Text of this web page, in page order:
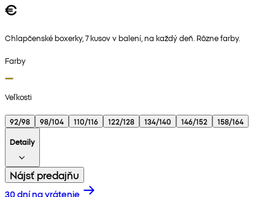
€
Chlapčenské boxerky, 7 kusov v balení, na každý deň. Rôzne farby.
Farby
Veľkosti
92/98 98/104 110/116 122/128 134/140 146/152
158/164
Detaily
Nájsť predajňu
30 dní na vrátenie